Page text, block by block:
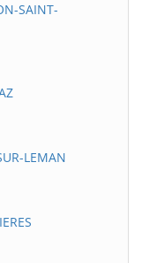
SAINT-
LEMAN